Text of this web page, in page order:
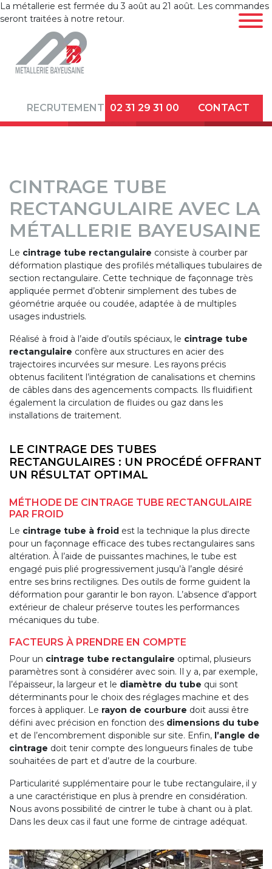
La métallerie est fermée du 3 août au 21 août. Les commandes
seront traitées à notre retour.
RECRUTEMENT 02 31 29 31 00 CONTACT
CINTRAGE DE
DÉFORMATION
D’EXTRÉMITÉS
ET FINITION
TÔLERIE
INDUSTRIELLE
MÉCANO
RÉALISATIONS
CINTRAGE TUBE
RECTANGULAIRE AVEC LA
MÉTALLERIE BAYEUSAINE
Le cintrage tube rectangulaire consiste à courber par
déformation plastique des profilés métalliques tubulaires de
section rectangulaire. Cette technique de façonnage très
appliquée permet d’obtenir simplement des tubes de
géométrie arquée ou coudée, adaptée à de multiples
usages industriels.
Réalisé à froid à l’aide d’outils spéciaux, le cintrage tube
rectangulaire confère aux structures en acier des
trajectoires incurvées sur mesure. Les rayons précis
obtenus facilitent l’intégration de canalisations et chemins
de câbles dans des agencements compacts. Ils fluidifient
également la circulation de fluides ou gaz dans les
installations de traitement.
LE CINTRAGE DES TUBES
RECTANGULAIRES : UN PROCÉDÉ OFFRANT
UN RÉSULTAT OPTIMAL
MÉTHODE DE CINTRAGE TUBE RECTANGULAIRE
PAR FROID
Le cintrage tube à froid est la technique la plus directe
pour un façonnage efficace des tubes rectangulaires sans
altération. À l’aide de puissantes machines, le tube est
engagé puis plié progressivement jusqu’à l’angle désiré
entre ses brins rectilignes. Des outils de forme guident la
déformation pour garantir le bon rayon. L’absence d’apport
extérieur de chaleur préserve toutes les performances
mécaniques du tube.
FACTEURS À PRENDRE EN COMPTE
Pour un cintrage tube rectangulaire optimal, plusieurs
paramètres sont à considérer avec soin. Il y a, par exemple,
l’épaisseur, la largeur et le diamètre du tube qui sont
déterminants pour le choix des réglages machine et des
forces à appliquer. Le rayon de courbure doit aussi être
défini avec précision en fonction des dimensions du tube
et de l’encombrement disponible sur site. Enfin, l’angle de
cintrage doit tenir compte des longueurs finales de tube
souhaitées de part et d’autre de la courbure.
Particularité supplémentaire pour le tube rectangulaire, il y
a une caractéristique en plus à prendre en considération.
Nous avons possibilité de cintrer le tube à chant ou à plat.
Dans les deux cas il faut une forme de cintrage adéquat.